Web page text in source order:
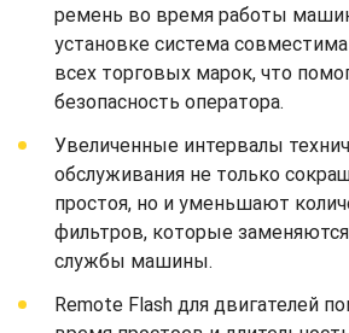
ремень во время работы
установке система
всех торговых марок, что
безопасность оператора.
Увеличенные интервалы
обслуживания не только
простоя, но и уменьшают
фильтров, которые
службы машины.
Remote Flash для двигателей